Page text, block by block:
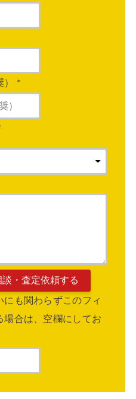
） *
も関わらずこのフィ
場合は、空欄にしてお